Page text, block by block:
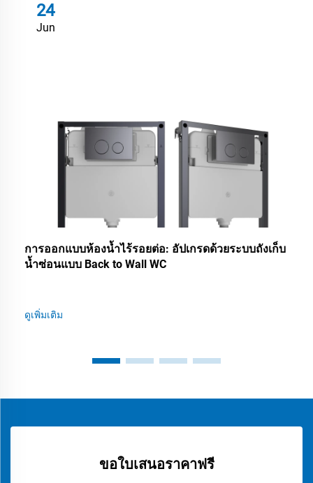
24
Jun
การออกแบบห้องน้ำไร้รอยต่อ: อัปเกรดด้วยระบบถังเก็บ
น้ำซ่อนแบบ Back to Wall WC
ดูเพิ่มเติม
ขอใบเสนอราคาฟรี